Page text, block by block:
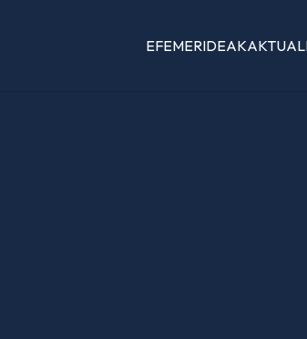
EFEMERIDEAK